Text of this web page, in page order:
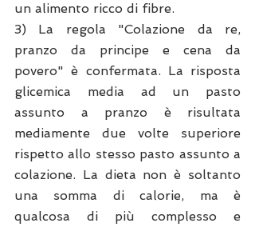
un alimento ricco di fibre.
3) La regola "Colazione da re,
pranzo da principe e cena da
povero" è confermata. La risposta
glicemica media ad un pasto
assunto a pranzo è risultata
mediamente due volte superiore
rispetto allo stesso pasto assunto a
colazione. La dieta non è soltanto
una somma di calorie, ma è
qualcosa di più complesso e